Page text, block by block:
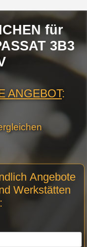
für
3B3
ANGEBOT:
Angebote
Werkstätten